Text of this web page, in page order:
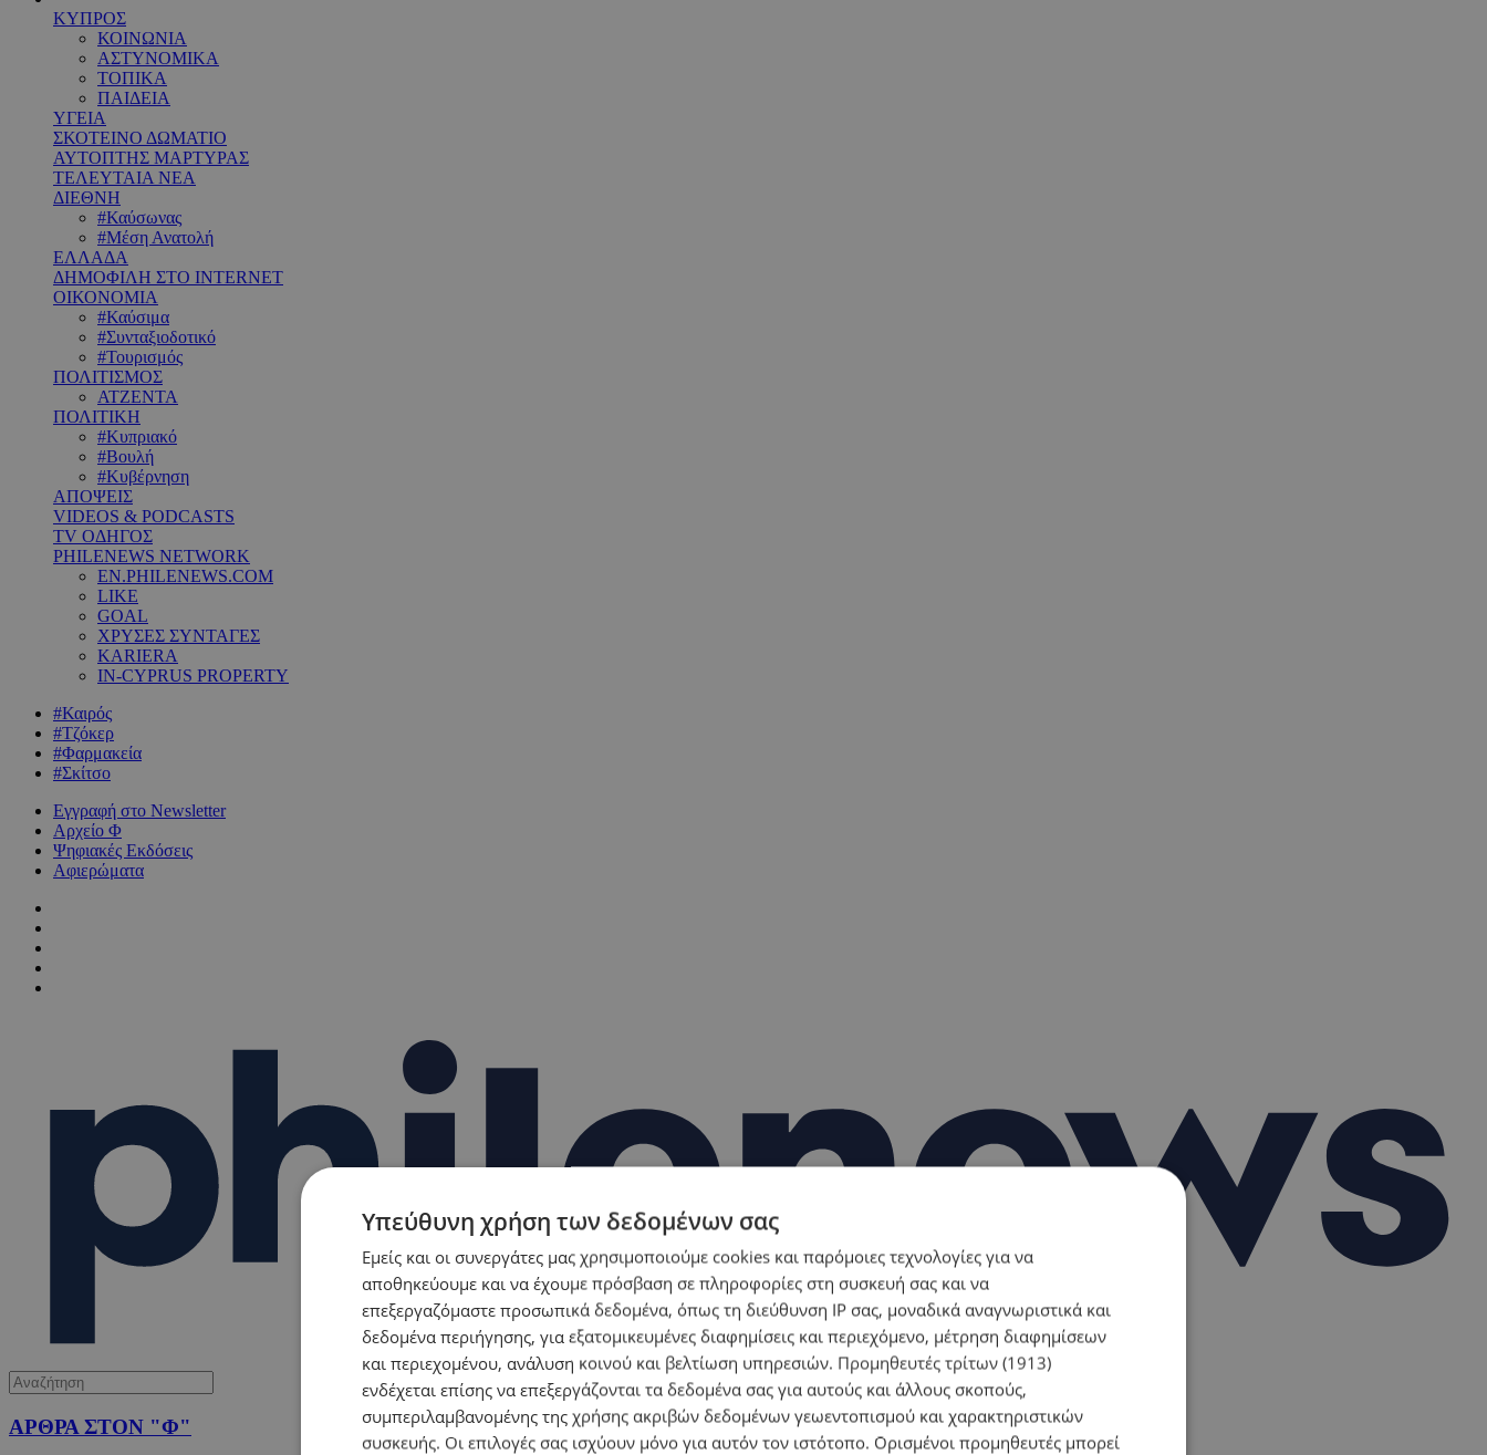
ΚΥΠΡΟΣ
ΚΟΙΝΩΝΙΑ
ΑΣΤΥΝΟΜΙΚΑ
ΤΟΠΙΚΑ
ΠΑΙΔΕΙΑ
ΥΓΕΙΑ
ΣΚΟΤΕΙΝΟ ΔΩΜΑΤΙΟ
ΑΥΤΟΠΤΗΣ ΜΑΡΤΥΡΑΣ
ΤΕΛΕΥΤΑΙΑ ΝΕΑ
ΔΙΕΘΝΗ
#Καύσωνας
#Μέση Ανατολή
ΕΛΛΑΔΑ
ΔΗΜΟΦΙΛΗ ΣΤΟ INTERNET
ΟΙΚΟΝΟΜΙΑ
#Καύσιμα
#Συνταξιοδοτικό
#Τουρισμός
ΠΟΛΙΤΙΣΜΟΣ
ΑΤΖΕΝΤΑ
ΠΟΛΙΤΙΚΗ
#Κυπριακό
#Βουλή
#Κυβέρνηση
ΑΠΟΨΕΙΣ
VIDEOS & PODCASTS
TV ΟΔΗΓΟΣ
PHILENEWS NETWORK
EN.PHILENEWS.COM
LIKE
GOAL
ΧΡΥΣΕΣ ΣΥΝΤΑΓΕΣ
KARIERA
IN-CYPRUS PROPERTY
#Καιρός
#Τζόκερ
#Φαρμακεία
#Σκίτσο
Εγγραφή στο Newsletter
Αρχείο Φ
Ψηφιακές Εκδόσεις
Αφιερώματα
ΑΡΘΡΑ ΣΤΟΝ "Φ"
Υπεύθυνη χρήση των δεδομένων σας
Εμείς και οι συνεργάτες μας χρησιμοποιούμε cookies και παρόμοιες τεχνολογίες για να
αποθηκεύουμε και να έχουμε πρόσβαση σε πληροφορίες στη συσκευή σας και να
επεξεργαζόμαστε προσωπικά δεδομένα, όπως τη διεύθυνση IP σας, μοναδικά αναγνωριστικά και
δεδομένα περιήγησης, για εξατομικευμένες διαφημίσεις και περιεχόμενο, μέτρηση διαφημίσεων
και περιεχομένου, ανάλυση κοινού και βελτίωση υπηρεσιών. Προμηθευτές τρίτων (1913)
ενδέχεται επίσης να επεξεργάζονται τα δεδομένα σας για αυτούς και άλλους σκοπούς,
συμπεριλαμβανομένης της χρήσης ακριβών δεδομένων γεωεντοπισμού και χαρακτηριστικών
συσκευής. Οι επιλογές σας ισχύουν μόνο για αυτόν τον ιστότοπο. Ορισμένοι προμηθευτές μπορεί